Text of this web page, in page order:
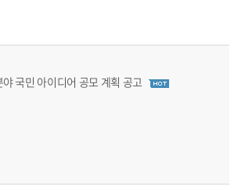
국민 아이디어 공모 계획 공고